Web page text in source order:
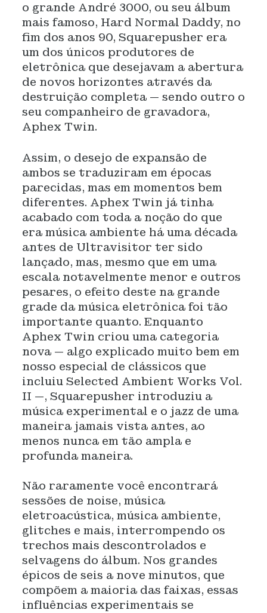
o grande André 3000, ou seu álbum
mais famoso, Hard Normal Daddy, no
fim dos anos 90, Squarepusher era
um dos únicos produtores de
eletrônica que desejavam a abertura
de novos horizontes através da
destruição completa — sendo outro o
seu companheiro de gravadora,
Aphex Twin.
Assim, o desejo de expansão de
ambos se traduziram em épocas
parecidas, mas em momentos bem
diferentes. Aphex Twin já tinha
acabado com toda a noção do que
era música ambiente há uma década
antes de Ultravisitor ter sido
lançado, mas, mesmo que em uma
escala notavelmente menor e outros
pesares, o efeito deste na grande
grade da música eletrônica foi tão
importante quanto. Enquanto
Aphex Twin criou uma categoria
nova — algo explicado muito bem em
nosso especial de clássicos que
incluiu Selected Ambient Works Vol.
II —, Squarepusher introduziu a
música experimental e o jazz de uma
maneira jamais vista antes, ao
menos nunca em tão ampla e
profunda maneira.
Não raramente você encontrará
sessões de noise, música
eletroacústica, música ambiente,
glitches e mais, interrompendo os
trechos mais descontrolados e
selvagens do álbum. Nos grandes
épicos de seis a nove minutos, que
compõem a maioria das faixas, essas
influências experimentais se